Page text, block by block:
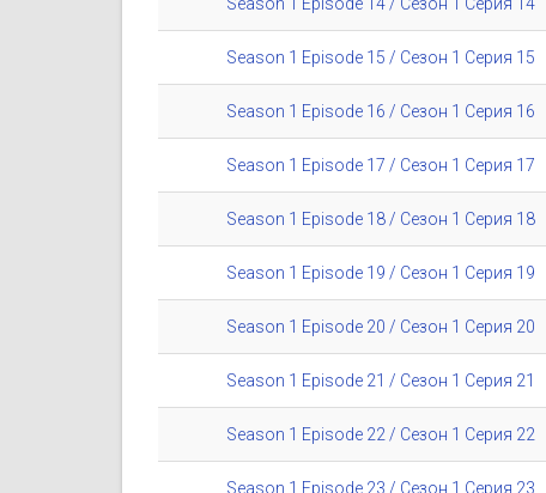
Season 1 Episode 15 / Сезон 1 Серия 15
Season 1 Episode 16 / Сезон 1 Серия 16
Season 1 Episode 17 / Сезон 1 Серия 17
Season 1 Episode 18 / Сезон 1 Серия 18
Season 1 Episode 19 / Сезон 1 Серия 19
Season 1 Episode 20 / Сезон 1 Серия 20
Season 1 Episode 21 / Сезон 1 Серия 21
Season 1 Episode 22 / Сезон 1 Серия 22
Season 1 Episode 23 / Сезон 1 Серия 23